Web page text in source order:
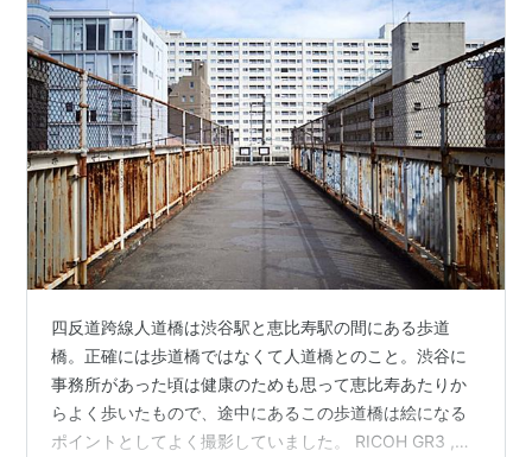
四反道跨線人道橋は渋谷駅と恵比寿駅の間にある歩道
橋。正確には歩道橋ではなくて人道橋とのこと。渋谷に
事務所があった頃は健康のためも思って恵比寿あたりか
らよく歩いたもので、途中にあるこの歩道橋は絵になる
ポイントとしてよく撮影していました。 RICOH GR3 ,